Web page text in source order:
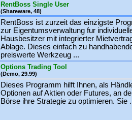
RentBoss Single User
(Shareware, 48)
RentBoss ist zurzeit das einzigste
zur Eigentumsverwaltung fur
Hausbesitzer mit integrierter
Ablage. Dieses einfach zu
preiswerte Werkzeug ...
Options Trading Tool
(Demo, 29.99)
Dieses Programm hilft Ihnen, als
Optionen auf Aktien oder Futures, an
Börse ihre Strategie zu optimieren. Sie